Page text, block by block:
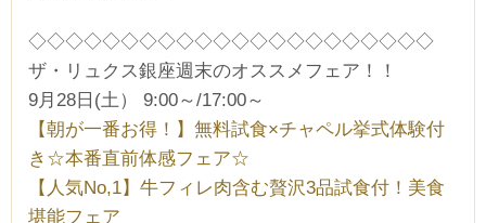
◇◇◇◇◇◇◇◇◇◇◇◇◇◇◇◇◇◇◇◇◇◇
ザ・リュクス銀座週末のオススメフェア！！
9月28日(土） 9:00～/17:00～
【朝が一番お得！】無料試食×チャペル挙式体験付
き☆本番直前体感フェア☆
【人気No,1】牛フィレ肉含む贅沢3品試食付！美食
堪能フェア